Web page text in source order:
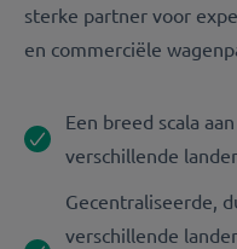
sterke partner voor
en commerciële
Een breed scala
verschillende
Gecentraliseerde,
verschillende